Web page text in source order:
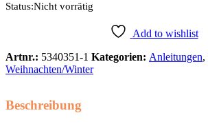
Status:Nicht vorrätig
Add to wishlist
Artnr.: 5340351-1 Kategorien: Anleitungen,
Weihnachten/Winter
Beschreibung